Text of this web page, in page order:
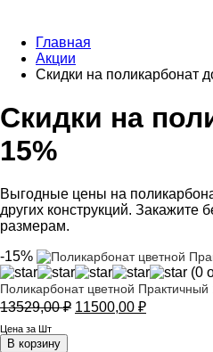
Главная
Акции
Скидки на поликарбонат
Скидки на
15%
Выгодные цены на
других конструкций. Закажите
размерам.
-15%
(0
Поликарбонат цветной
13529,00₽ Первоначальная
11500,00 ₽Текущая
Цена за Шт
В корзину